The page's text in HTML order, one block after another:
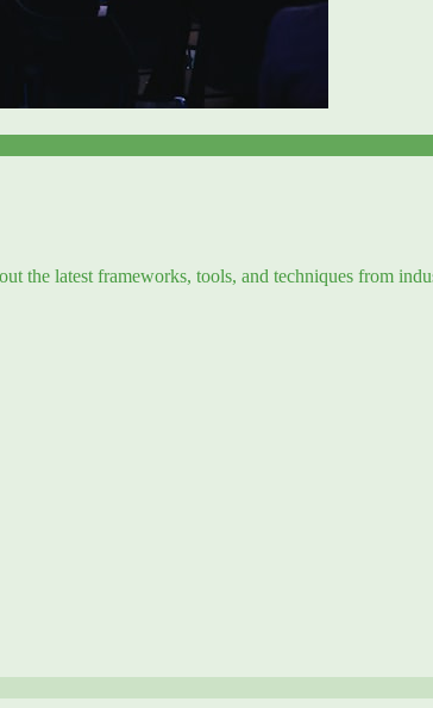
the latest frameworks, tools, and techniques from